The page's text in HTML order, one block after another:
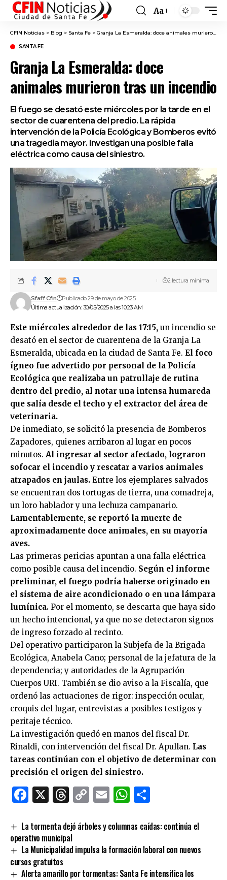
Font
Resizer
Aa
CFIN Noticias > Blog > Santa Fe > Granja La Esmeralda: doce animales murieron tras un incendio
SANTA FE
Granja La Esmeralda: doce
animales murieron tras un incendio
El fuego se desató este miércoles por la tarde en el
sector de cuarentena del predio. La rápida
intervención de la Policía Ecológica y Bomberos evitó
una tragedia mayor. Investigan una posible falla
eléctrica como causa del siniestro.
Última actualización: 30/05/2025 a las 10:23 AM
Sfaff Cfin Publicado 29 de mayo de 2025
2 lectura mínima
Este miércoles alrededor de las 17:15, un incendio se
desató en el sector de cuarentena de la Granja La
Esmeralda, ubicada en la ciudad de Santa Fe. El foco
ígneo fue advertido por personal de la Policía
Ecológica que realizaba un patrullaje de rutina
dentro del predio, al notar una intensa humareda
que salía desde el techo y el extractor del área de
veterinaria.
De inmediato, se solicitó la presencia de Bomberos
Zapadores, quienes arribaron al lugar en pocos
minutos. Al ingresar al sector afectado, lograron
sofocar el incendio y rescatar a varios animales
atrapados en jaulas. Entre los ejemplares salvados
se encuentran dos tortugas de tierra, una comadreja,
un loro hablador y una lechuza campanario.
Lamentablemente, se reportó la muerte de
aproximadamente doce animales, en su mayoría
aves.
Las primeras pericias apuntan a una falla eléctrica
como posible causa del incendio. Según el informe
preliminar, el fuego podría haberse originado en
el sistema de aire acondicionado o en una lámpara
lumínica. Por el momento, se descarta que haya sido
un hecho intencional, ya que no se detectaron signos
de ingreso forzado al recinto.
Del operativo participaron la Subjefa de la Brigada
Ecológica, Anabela Cano; personal de la jefatura de la
dependencia; y autoridades de la Agrupación
Cuerpos URI. También se dio aviso a la Fiscalía, que
ordenó las actuaciones de rigor: inspección ocular,
croquis del lugar, entrevistas a posibles testigos y
peritaje técnico.
La investigación quedó en manos del fiscal Dr.
Rinaldi, con intervención del fiscal Dr. Apullan. Las
tareas continúan con el objetivo de determinar con
precisión el origen del siniestro.
Facebook
X Threads
CopyEmailWhatsApp
La tormenta dejó árboles y columnas caídas: continúa el
operativo municipal
La Municipalidad impulsa la formación laboral con nuevos
cursos gratuitos
Alerta amarillo por tormentas: Santa Fe intensifica los